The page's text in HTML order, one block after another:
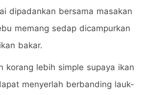
dipadankan bersama masakan
memang sedap dicampurkan
bakar.
korang lebih simple supaya ikan
menyerlah berbanding lauk-